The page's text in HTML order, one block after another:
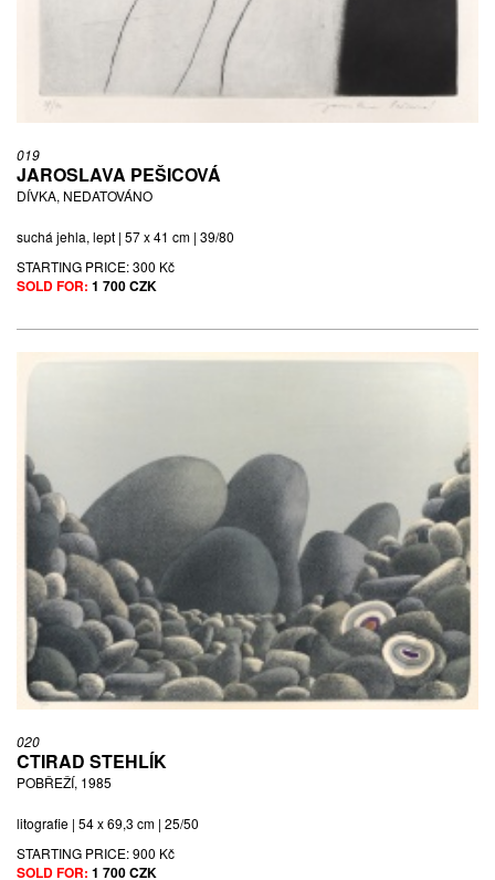
019
JAROSLAVA PEŠICOVÁ
DÍVKA, NEDATOVÁNO
suchá jehla, lept | 57 x 41 cm | 39/80
STARTING PRICE:300 Kč
SOLD FOR: 1 700 CZK
020
CTIRAD STEHLÍK
POBŘEŽÍ, 1985
litografie | 54 x 69,3 cm | 25/50
STARTING PRICE:900 Kč
SOLD FOR: 1 700 CZK